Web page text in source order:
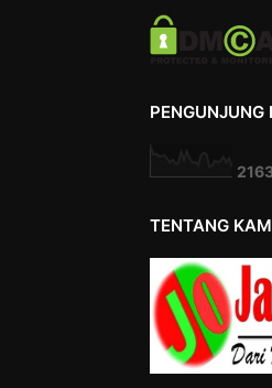
PENGUNJUNG
216
TENTANG